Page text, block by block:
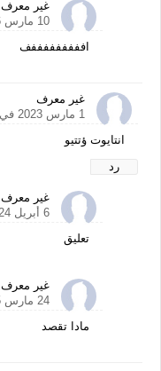
غير معرف
10 مارس 2026 في 12:53 م
افففففففففف
غير معرف
1 مارس 2023 في 10:09 م
انتايوت ؤتتيو
رد
غير معرف
6 أبريل 2024 في 1:14 م
تعليق
غير معرف
24 مارس 2025 في 7:19 م
مادا تقصد